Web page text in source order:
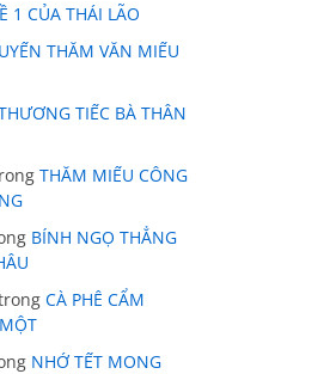
1 CỦA THÁI LÃO
THĂM VĂN MIẾU
TIẾC BÀ THÂN
THĂM MIẾU CÔNG
BÍNH NGỌ THẲNG
CÀ PHÊ CẨM
NHỚ TẾT MONG